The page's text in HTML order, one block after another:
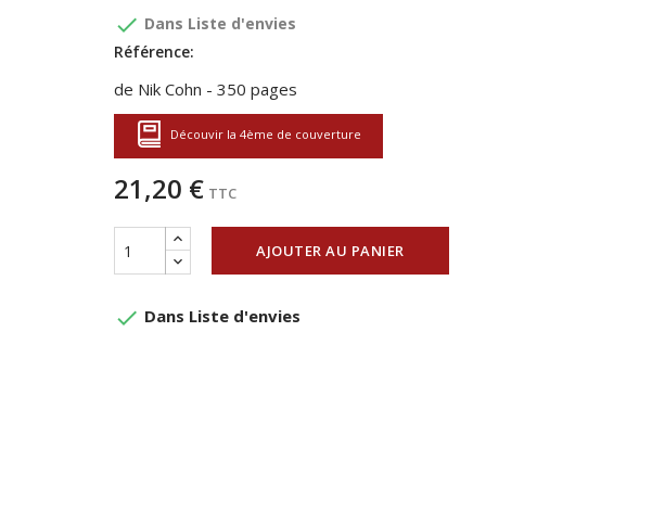
done Dans Liste d'envies
Référence:
de Nik Cohn - 350 pages
Découvir la 4ème de couverture
21,20 € TTC
AJOUTER AU PANIER
done Dans Liste d'envies